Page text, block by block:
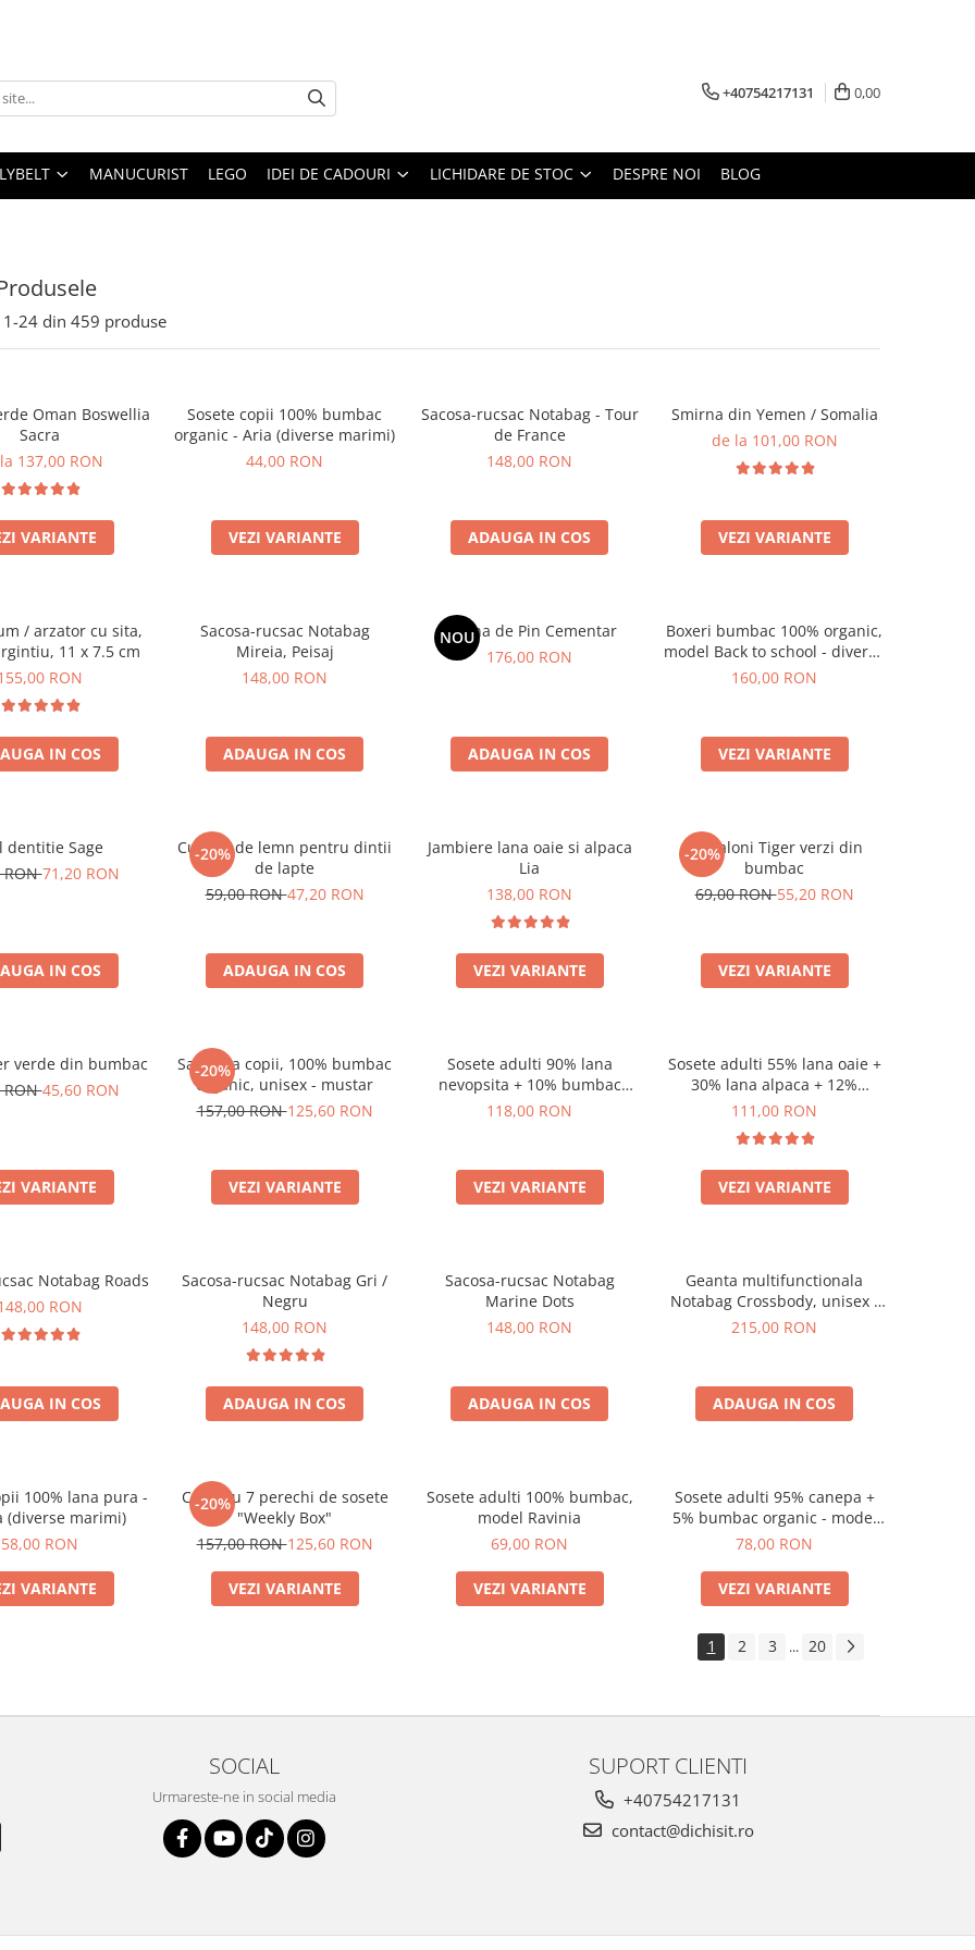
+40754217131 0,00
MANUCURIST LEGO IDEI DE CADOURI LICHIDARE DE STOC DESPRE NOI BLOG
1-24 din 459 produse
Oman Boswellia
Sacra
137,00 RON
VARIANTE
Sosete copii 100% bumbac
organic - Aria (diverse marimi)
44,00 RON
VEZI VARIANTE
Sacosa-rucsac Notabag - Tour
de France
148,00 RON
ADAUGA IN COS
Smirna din Yemen / Somalia
de la 101,00 RON
VEZI VARIANTE
/ arzator cu sita,
11 x 7.5 cm
RON
IN COS
Sacosa-rucsac Notabag
Mireia, Peisaj
148,00 RON
ADAUGA IN COS
NOU
Rasina de Pin Cementar
176,00 RON
ADAUGA IN COS
Boxeri bumbac 100% organic,
model Back to school - diverse
marimi
160,00 RON
VEZI VARIANTE
dentitie Sage
RON71,20 RON
IN COS
-20%
Cutiuta de lemn pentru dintii
de lapte
59,00 RON47,20 RON
ADAUGA IN COS
Jambiere lana oaie si alpaca
Lia
138,00 RON
VEZI VARIANTE
-20%
Pantaloni Tiger verzi din
bumbac
69,00 RON55,20 RON
VEZI VARIANTE
verde din bumbac
RON45,60 RON
VARIANTE
-20%
Salopeta copii, 100% bumbac
organic, unisex - mustar
157,00 RON125,60 RON
VEZI VARIANTE
Sosete adulti 90% lana
nevopsita + 10% bumbac
organic, model Chiara
118,00 RON
VEZI VARIANTE
Sosete adulti 55% lana oaie +
30% lana alpaca + 12%
bumbac + 3% canepa, model
111,00 RON
VEZI VARIANTE
Notabag Roads
RON
IN COS
Sacosa-rucsac Notabag Gri /
Negru
148,00 RON
ADAUGA IN COS
Sacosa-rucsac Notabag
Marine Dots
148,00 RON
ADAUGA IN COS
Geanta multifunctionala
Notabag Crossbody, unisex -
verde
215,00 RON
ADAUGA IN COS
100% lana pura -
(diverse marimi)
58,00 RON
VARIANTE
-20%
Cutie cu 7 perechi de sosete
"Weekly Box"
157,00 RON125,60 RON
VEZI VARIANTE
Sosete adulti 100% bumbac,
model Ravinia
69,00 RON
VEZI VARIANTE
Sosete adulti 95% canepa +
5% bumbac organic - model
Paola (diverse marimi)
78,00 RON
VEZI VARIANTE
1 2 3 ... 20
SOCIAL
Urmareste-ne in social media
SUPORT CLIENTI
+40754217131
contact@dichisit.ro